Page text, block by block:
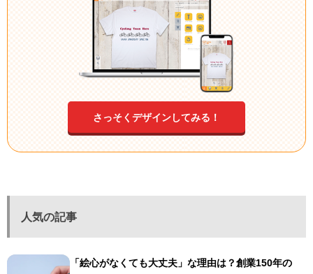
さっそくデザインしてみる！
人気の記事
「絵心がなくても大丈夫」な理由は？創業150年の